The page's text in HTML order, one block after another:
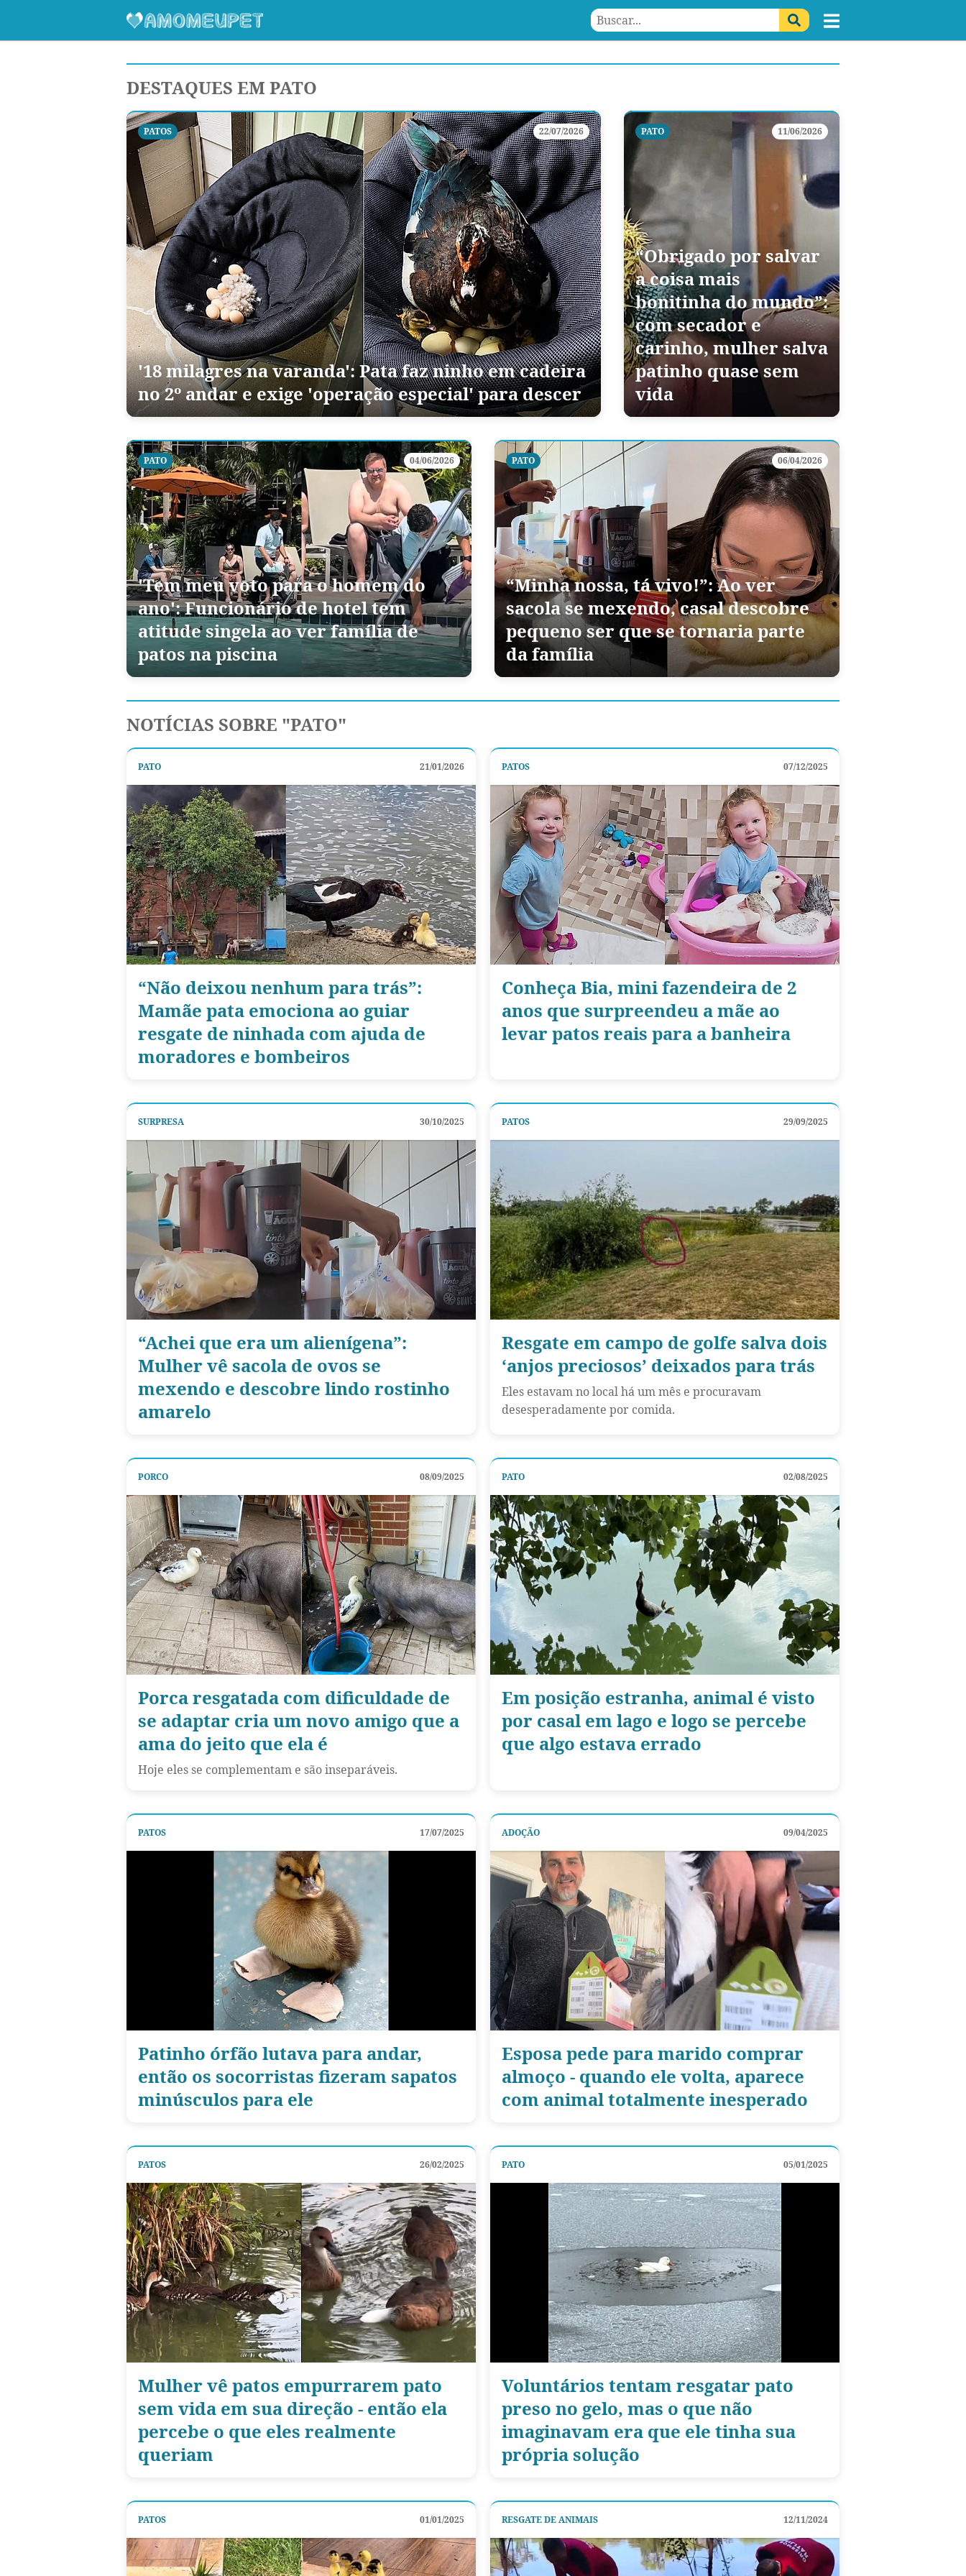
DESTAQUES EM PATO
PATOS 22/07/2026
'18 milagres na varanda': Pata faz ninho em cadeira
no 2º andar e exige 'operação especial' para descer
PATO 11/06/2026
“Obrigado por salvar
a coisa mais
bonitinha do mundo”:
com secador e
carinho, mulher salva
patinho quase sem
vida
PATO 04/06/2026
'Tem meu voto para o homem do
ano': Funcionário de hotel tem
atitude singela ao ver família de
patos na piscina
PATO 06/04/2026
“Minha nossa, tá vivo!”: Ao ver
sacola se mexendo, casal descobre
pequeno ser que se tornaria parte
da família
NOTÍCIAS SOBRE "PATO"
PATO 21/01/2026
“Não deixou nenhum para trás”:
Mamãe pata emociona ao guiar
resgate de ninhada com ajuda de
moradores e bombeiros
PATOS 07/12/2025
Conheça Bia, mini fazendeira de 2
anos que surpreendeu a mãe ao
levar patos reais para a banheira
SURPRESA 30/10/2025
“Achei que era um alienígena”:
Mulher vê sacola de ovos se
mexendo e descobre lindo rostinho
amarelo
PATOS 29/09/2025
Resgate em campo de golfe salva dois
‘anjos preciosos’ deixados para trás
Eles estavam no local há um mês e procuravam
desesperadamente por comida.
PORCO 08/09/2025
Porca resgatada com dificuldade de
se adaptar cria um novo amigo que a
ama do jeito que ela é
Hoje eles se complementam e são inseparáveis.
PATO 02/08/2025
Em posição estranha, animal é visto
por casal em lago e logo se percebe
que algo estava errado
PATOS 17/07/2025
Patinho órfão lutava para andar,
então os socorristas fizeram sapatos
minúsculos para ele
ADOÇÃO 09/04/2025
Esposa pede para marido comprar
almoço - quando ele volta, aparece
com animal totalmente inesperado
PATOS 26/02/2025
Mulher vê patos empurrarem pato
sem vida em sua direção - então ela
percebe o que eles realmente
queriam
PATO 05/01/2025
Voluntários tentam resgatar pato
preso no gelo, mas o que não
imaginavam era que ele tinha sua
própria solução
PATOS 01/01/2025 RESGATE DE ANIMAIS 12/11/2024